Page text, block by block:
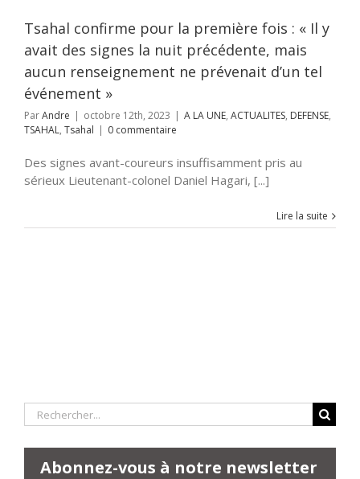
TSAHAL Tsahal
Tsahal confirme pour la première fois : « Il y
avait des signes la nuit précédente, mais
aucun renseignement ne prévenait d’un tel
événement »
ParAndre | octobre 12th, 2023 | A LA UNE, ACTUALITES, DEFENSE,
TSAHAL, Tsahal | 0 commentaire
Des signes avant-coureurs insuffisamment pris au
sérieux Lieutenant-colonel Daniel Hagari, [...]
Lire la suite
Rechercher:
Abonnez-vous à notre newsletter